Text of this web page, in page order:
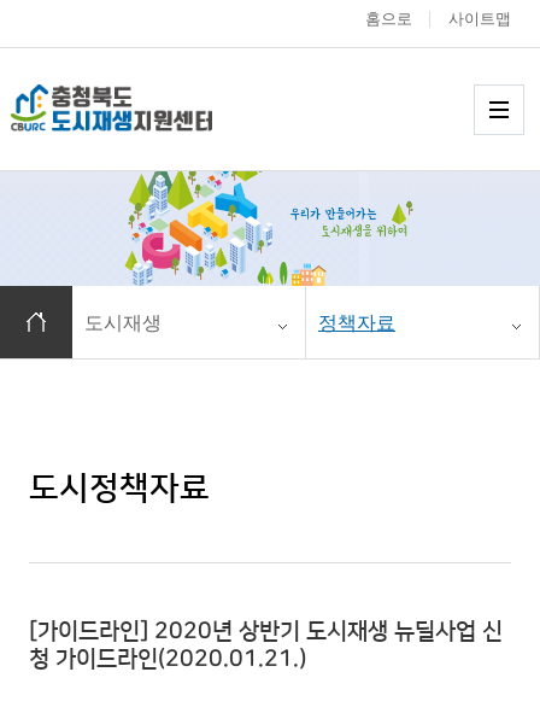
충청북도 도시재
홈으로 사이트맵
홈으로 이동
도시재생 정책자료
도시정책자료
[가이드라인] 2020년 상반기 도시재생 뉴딜사업 신
청 가이드라인(2020.01.21.)